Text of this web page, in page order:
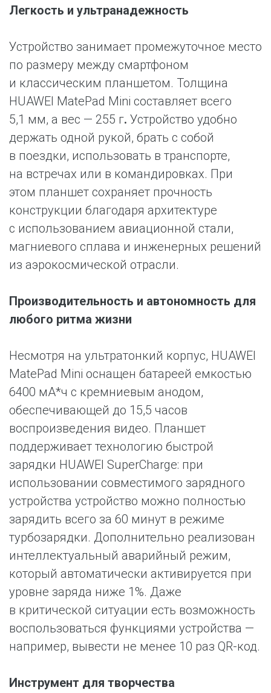
Легкость и ультранадежность
Устройство занимает промежуточное место
по размеру между смартфоном
и классическим планшетом. Толщина
HUAWEI MatePad Mini составляет всего
5,1 мм, а вес — 255 г. Устройство удобно
держать одной рукой, брать с собой
в поездки, использовать в транспорте,
на встречах или в командировках. При
этом планшет сохраняет прочность
конструкции благодаря архитектуре
с использованием авиационной стали,
магниевого сплава и инженерных решений
из аэрокосмической отрасли.
Производительность и автономность для
любого ритма жизни
Несмотря на ультратонкий корпус, HUAWEI
MatePad Mini оснащен батареей емкостью
6400 мА*ч с кремниевым анодом,
обеспечивающей до 15,5 часов
воспроизведения видео. Планшет
поддерживает технологию быстрой
зарядки HUAWEI SuperCharge: при
использовании совместимого зарядного
устройства устройство можно полностью
зарядить всего за 60 минут в режиме
турбозарядки. Дополнительно реализован
интеллектуальный аварийный режим,
который автоматически активируется при
уровне заряда ниже 1%. Даже
в критической ситуации есть возможность
воспользоваться функциями устройства —
например, вывести не менее 10 раз QR-код.
Инструмент для творчества